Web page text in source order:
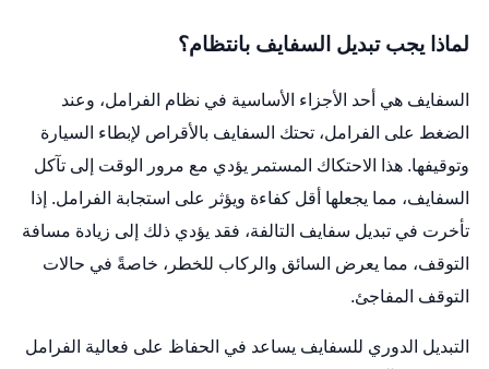
لماذا يجب تبديل السفايف بانتظام؟
السفايف هي أحد الأجزاء الأساسية في نظام الفرامل، وعند
الضغط على الفرامل، تحتك السفايف بالأقراص لإبطاء السيارة
وتوقيفها. هذا الاحتكاك المستمر يؤدي مع مرور الوقت إلى تآكل
السفايف، مما يجعلها أقل كفاءة ويؤثر على استجابة الفرامل. إذا
تأخرت في تبديل سفايف التالفة، فقد يؤدي ذلك إلى زيادة مسافة
التوقف، مما يعرض السائق والركاب للخطر، خاصةً في حالات
التوقف المفاجئ.
التبديل الدوري للسفايف يساعد في الحفاظ على فعالية الفرامل